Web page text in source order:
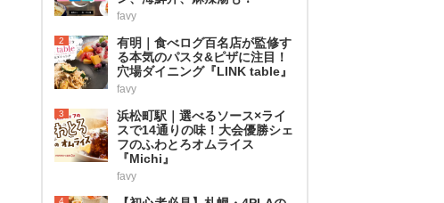
favy
2
有明｜食べログ百名店が監修す
る本気のパスタ&ピザに注目！
穴場ダイニング『LINK table』
favy
3
浜松町駅｜選べるソース×ライ
スで14通りの味！大会優勝シェ
フのふわとろオムライス
『Michi』
favy
4